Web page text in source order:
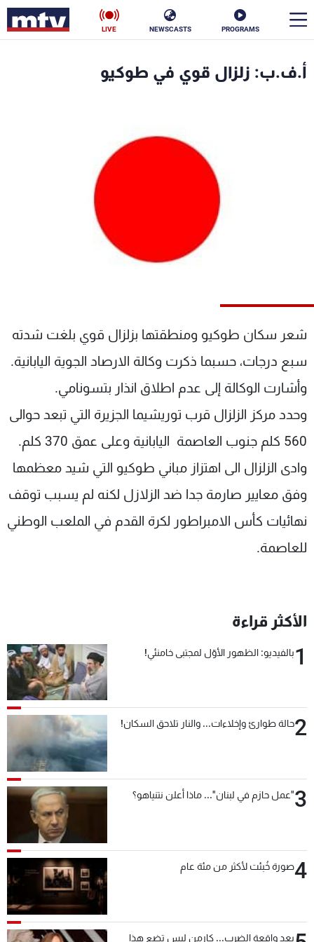
PROGRAMS
NEWSCASTS
LIVE
أ.ف.ب: زلزال قوي في طوكيو
شعر سكان طوكيو ومنطقتها بزلزال قوي بلغت شدته
سبع درجات، حسبما ذكرت وكالة الارصاد الجوية اليابانية.
وأشارت الوكالة إلى عدم اطلاق انذار بتسونامي.
وحدد مركز الزلزال قرب توريشيما الجزيرة التي تبعد حوالى
560 كلم جنوب العاصمة اليابانية وعلى عمق 370 كلم.
وادى الزلزال الى اهتزاز مباني طوكيو التي شيد معظمها
وفق معايير صارمة جدا ضد الزلازل لكنه لم يسبب توقف
نهائيات كأس الامبراطور لكرة القدم في الملعب الوطني
للعاصمة.
الأكثر قراءة
1بالفيديو: الظهور الأوّل لمجتبى خامنئي!
2حالة طوارئ وإخلاءات... والنار تلاحق السكان!
3"عمل حازم في لبنان"... ماذا أعلن نتنياهو؟
4صورة خُبئت لأكثر من مئة عام
بعد واقعة الضرب... كارمن لبس تضع هذا
en
جدول البرامج
شاهد البرامج
عن MTV
لاعلاناتكم
وظائف
تواصل معنا
شروط الإسـتخدام
سياسة الخصوصية